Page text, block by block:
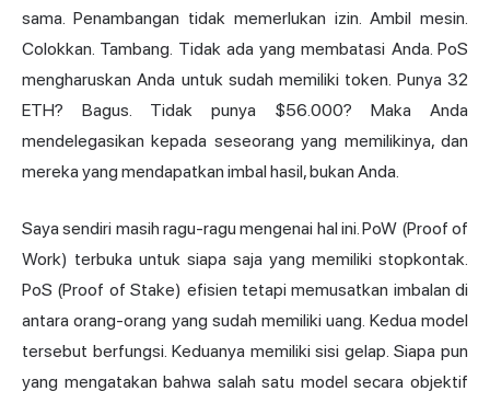
sama. Penambangan tidak memerlukan izin. Ambil mesin.
Colokkan. Tambang. Tidak ada yang membatasi Anda. PoS
mengharuskan Anda untuk sudah memiliki token. Punya 32
ETH? Bagus. Tidak punya $56.000? Maka Anda
mendelegasikan kepada seseorang yang memilikinya, dan
mereka yang mendapatkan imbal hasil, bukan Anda.
Saya sendiri masih ragu-ragu mengenai hal ini. PoW (Proof of
Work) terbuka untuk siapa saja yang memiliki stopkontak.
PoS (Proof of Stake) efisien tetapi memusatkan imbalan di
antara orang-orang yang sudah memiliki uang. Kedua model
tersebut berfungsi. Keduanya memiliki sisi gelap. Siapa pun
yang mengatakan bahwa salah satu model secara objektif